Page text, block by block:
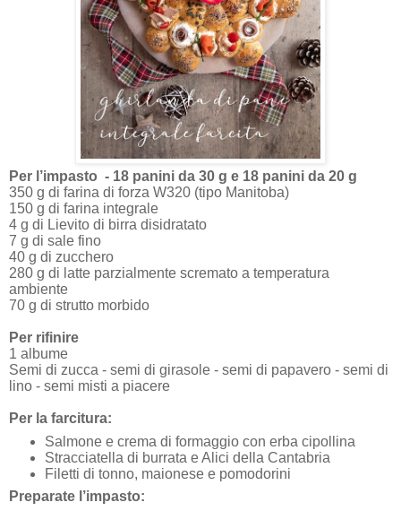
Per l’impasto - 18 panini da 30 g e 18 panini da 20 g
350 g di farina di forza W320 (tipo Manitoba)
150 g di farina integrale
4 g di Lievito di birra disidratato
7 g di sale fino
40 g di zucchero
280 g di latte parzialmente scremato a temperatura
ambiente
70 g di strutto morbido
Per rifinire
1 albume
Semi di zucca - semi di girasole - semi di papavero - semi di
lino - semi misti a piacere
Per la farcitura:
Salmone e crema di formaggio con erba cipollina
Stracciatella di burrata e Alici della Cantabria
Filetti di tonno, maionese e pomodorini
Preparate l’impasto: